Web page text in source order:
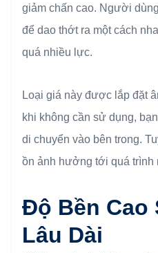
giảm chấn cao. Người
để dao thớt ra một cách
quá nhiều lực.
Loại giá này được lắp đặt
khi không cần sử dụng,
di chuyển vào bên trong.
ồn ảnh hưởng tới quá trình
Độ Bền Cao
Lâu Dài